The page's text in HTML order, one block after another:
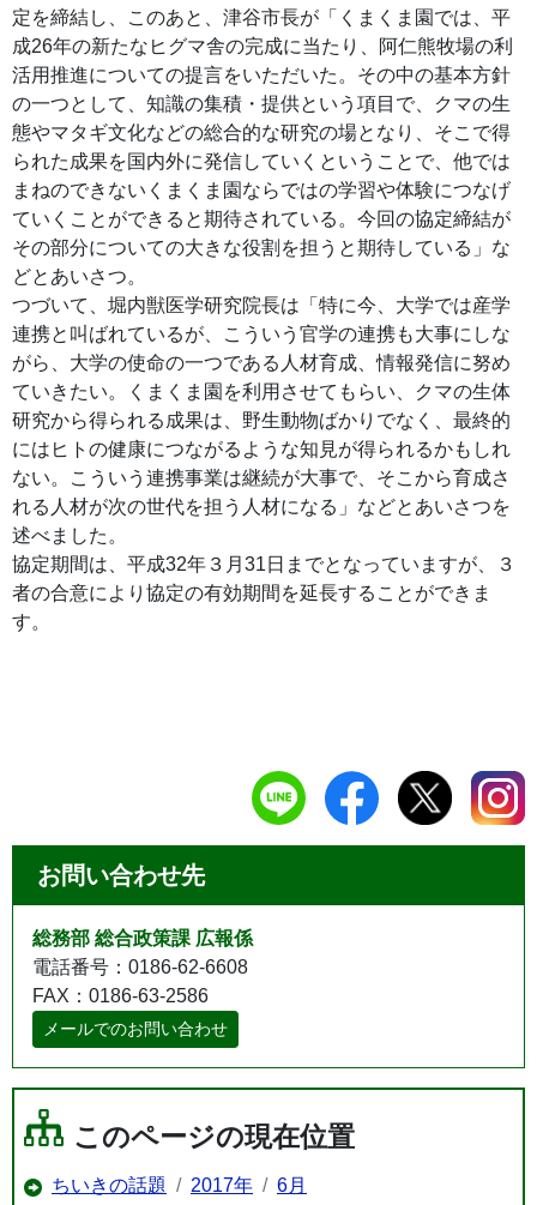
定を締結し、このあと、津谷市長が「くまくま園では、平
成26年の新たなヒグマ舎の完成に当たり、阿仁熊牧場の利
活用推進についての提言をいただいた。その中の基本方針
の一つとして、知識の集積・提供という項目で、クマの生
態やマタギ文化などの総合的な研究の場となり、そこで得
られた成果を国内外に発信していくということで、他では
まねのできないくまくま園ならではの学習や体験につなげ
ていくことができると期待されている。今回の協定締結が
その部分についての大きな役割を担うと期待している」な
どとあいさつ。
つづいて、堀内獣医学研究院長は「特に今、大学では産学
連携と叫ばれているが、こういう官学の連携も大事にしな
がら、大学の使命の一つである人材育成、情報発信に努め
ていきたい。くまくま園を利用させてもらい、クマの生体
研究から得られる成果は、野生動物ばかりでなく、最終的
にはヒトの健康につながるような知見が得られるかもしれ
ない。こういう連携事業は継続が大事で、そこから育成さ
れる人材が次の世代を担う人材になる」などとあいさつを
述べました。
協定期間は、平成32年３月31日までとなっていますが、３
者の合意により協定の有効期間を延長することができま
す。
お問い合わせ先
総務部 総合政策課 広報係
電話番号：0186-62-6608
FAX：0186-63-2586
メールでのお問い合わせ
このページの現在位置
ちいきの話題 2017年 6月